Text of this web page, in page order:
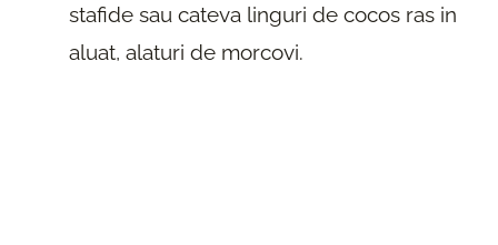
stafide sau cateva linguri de cocos ras in
aluat, alaturi de morcovi.